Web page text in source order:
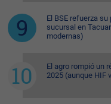
El BSE refuerza
sucursal en
modernas)
El agro rompió un
2025 (aunque HIF